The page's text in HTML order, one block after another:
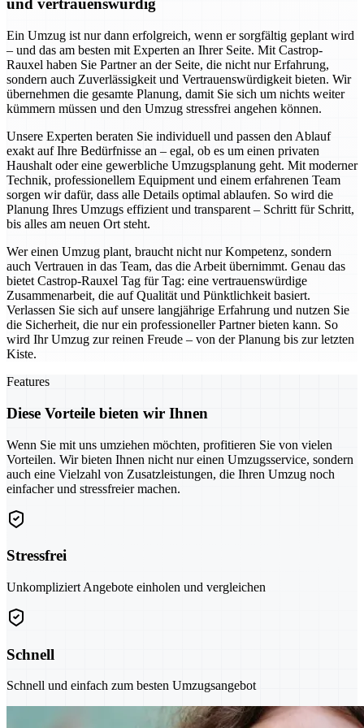
und vertrauenswürdig
Ein Umzug ist nur dann erfolgreich, wenn er sorgfältig geplant wird
– und das am besten mit Experten an Ihrer Seite. Mit Castrop-
Rauxel haben Sie Partner an der Seite, die nicht nur Erfahrung,
sondern auch Zuverlässigkeit und Vertrauenswürdigkeit bieten. Wir
übernehmen die gesamte Planung, damit Sie sich um nichts weiter
kümmern müssen und den Umzug stressfrei angehen können.
Unsere Experten beraten Sie individuell und passen den Ablauf
exakt auf Ihre Bedürfnisse an – egal, ob es um einen privaten
Haushalt oder eine gewerbliche Umzugsplanung geht. Mit moderner
Technik, professionellem Equipment und einem erfahrenen Team
sorgen wir dafür, dass alle Details optimal ablaufen. So wird die
Planung Ihres Umzugs effizient und transparent – Schritt für Schritt,
bis alles am neuen Ort steht.
Wer einen Umzug plant, braucht nicht nur Kompetenz, sondern
auch Vertrauen in das Team, das die Arbeit übernimmt. Genau das
bietet Castrop-Rauxel Tag für Tag: eine vertrauenswürdige
Zusammenarbeit, die auf Qualität und Pünktlichkeit basiert.
Verlassen Sie sich auf unsere langjährige Erfahrung und nutzen Sie
die Sicherheit, die nur ein professioneller Partner bieten kann. So
wird Ihr Umzug zur reinen Freude – von der Planung bis zur letzten
Kiste.
Features
Diese Vorteile bieten wir Ihnen
Wenn Sie mit uns umziehen möchten, profitieren Sie von vielen
Vorteilen. Wir bieten Ihnen nicht nur einen Umzugsservice, sondern
auch eine Vielzahl von Zusatzleistungen, die Ihren Umzug noch
einfacher und stressfreier machen.
Stressfrei
Unkompliziert Angebote einholen und vergleichen
Schnell
Schnell und einfach zum besten Umzugsangebot